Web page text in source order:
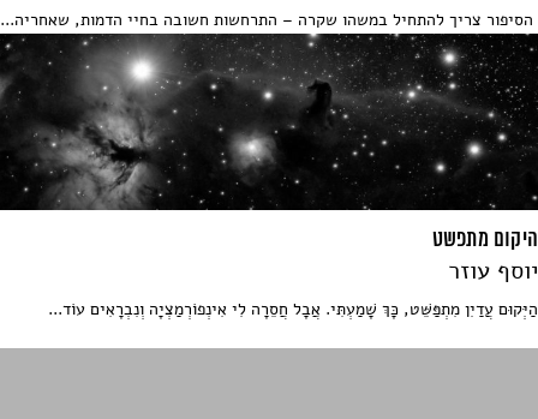
הסיפור צריך להתחיל במשהו שקרה – התרחשות חשובה בחיי הדמות, שאחריה...
היקום מתפשט
יוסף עוזר
הַיְּקוּם עֲדַיִן מִתְפַּשֵּׁט, כָּךְ שָׁמַעְתִּי. אֲבָל חֲסֵרָה לִי אִינְפוֹרְמַצְיָה וְנִבְרָאִים עוֹד...